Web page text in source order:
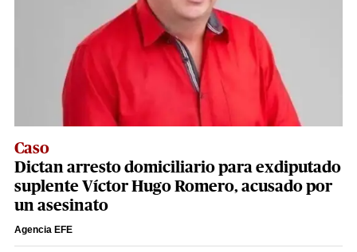
Caso
Dictan arresto domiciliario para exdiputado
suplente Víctor Hugo Romero, acusado por
un asesinato
Agencia EFE